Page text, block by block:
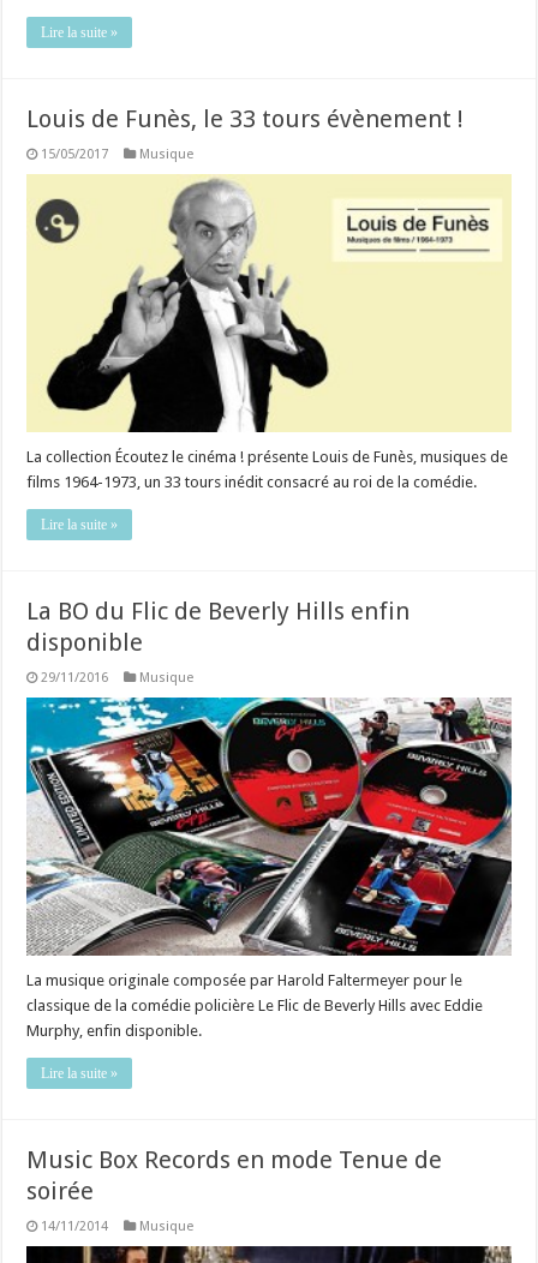
Lire la suite »
Louis de Funès, le 33 tours évènement !
15/05/2017 Musique
La collection Écoutez le cinéma ! présente Louis de Funès, musiques de
films 1964-1973, un 33 tours inédit consacré au roi de la comédie.
Lire la suite »
La BO du Flic de Beverly Hills enfin
disponible
29/11/2016 Musique
La musique originale composée par Harold Faltermeyer pour le
classique de la comédie policière Le Flic de Beverly Hills avec Eddie
Murphy, enfin disponible.
Lire la suite »
Music Box Records en mode Tenue de
soirée
14/11/2014 Musique